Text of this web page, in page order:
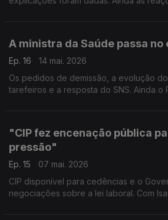
A ministra da Saúde passa no
Ep. 16
14 mai. 2026
Os pedidos de demissão, a evolução
tarefeiros e a resposta do SNS. Ainda o
"CIP fez encenação pública
pressão"
Ep. 15
07 mai. 2026
CIP disponível para cedências e o
negociações sobre a lei laboral. Com